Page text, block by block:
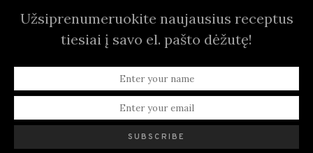
Užsiprenumeruokite naujausius receptus
tiesiai į savo el. pašto dėžutę!
SUBSCRIBE